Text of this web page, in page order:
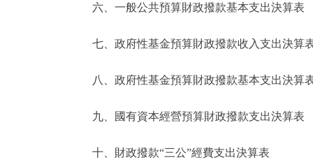
仲介服務
政民互動
12345網上接訴即辦
參與調查
走進北京
六、一般公共預算財政撥款基本支出決算表
七、政府性基金預算財政撥款收入支出決算
八、政府性基金預算財政撥款基本支出決算
九、國有資本經營預算財政撥款支出決算表
十、財政撥款“三公”經費支出決算表